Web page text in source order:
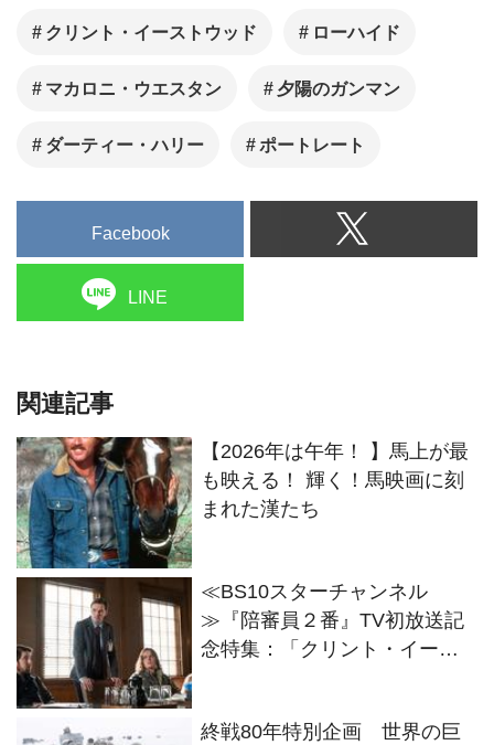
ター・スタローンの復刻記事を
ベスター・スタローン復刻号』
クリント・イーストウッド ローハイド
マカロニ・ウエスタン 夕陽のガンマン
ダーティー・ハリー ポートレート
Facebook
LINE
関連記事
【2026年は午年！ 】馬上が最
も映える！ 輝く！馬映画に刻
まれた漢たち
≪BS10スターチャンネル
≫『陪審員２番』TV初放送記
念特集：「クリント・イース
終戦80年特別企画 世界の巨